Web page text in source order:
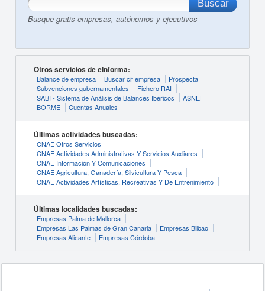
Busque gratis empresas, autónomos y ejecutivos
Otros servicios de eInforma:
Balance de empresa Buscar cif empresa
Prospecta
Subvenciones gubernamentales
Fichero RAI
SABI - Sistema de Análisis de Balances Ibéricos
ASNEF
BORME
Cuentas Anuales
Últimas actividades buscadas:
CNAE Otros Servicios
CNAE Actividades Administrativas Y Servicios Auxliares
CNAE Información Y Comunicaciones
CNAE Agricultura, Ganadería, Silvicultura Y Pesca
CNAE Actividades Artísticas, Recreativas Y De Entrenimiento
Últimas localidades buscadas:
Empresas Palma de Mallorca
Empresas Las Palmas de Gran Canaria
Empresas Bilbao
Empresas Alicante
Empresas Córdoba